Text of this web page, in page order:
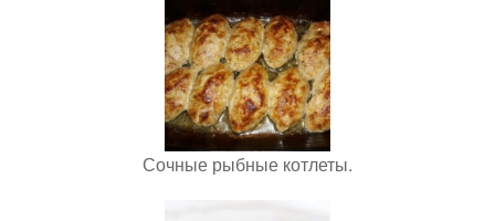
Сочные рыбные котлеты.